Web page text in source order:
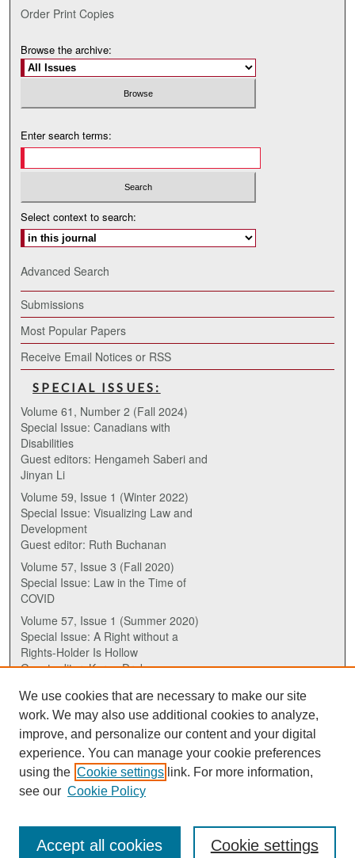
Order Print Copies
Browse the archive:
Enter search terms:
Select context to search:
Advanced Search
Submissions
Most Popular Papers
Receive Email Notices or RSS
SPECIAL ISSUES:
Volume 61, Number 2 (Fall 2024)
Special Issue: Canadians with
Disabilities
Guest editors: Hengameh Saberi and
Jinyan Li
Volume 59, Issue 1 (Winter 2022)
Special Issue: Visualizing Law and
Development
Guest editor: Ruth Buchanan
Volume 57, Issue 3 (Fall 2020)
Special Issue: Law in the Time of
COVID
Volume 57, Issue 1 (Summer 2020)
Special Issue: A Right without a
Rights-Holder Is Hollow
Guest editor: Karen Drake
ISSN (ONLINE):
2817-5069
ISSN (PRINT):
0030-6185
We use cookies that are necessary to make our site
work. We may also use additional cookies to analyze,
improve, and personalize our content and your digital
experience. You can manage your cookie preferences
using the Cookie settings link. For more information,
see our Cookie Policy
Cookie settings
Accept all cookies